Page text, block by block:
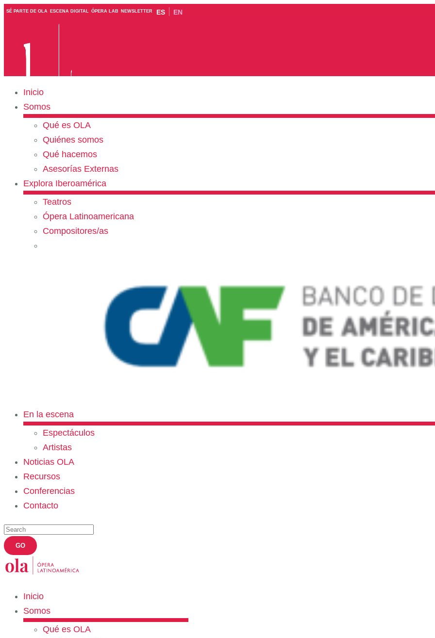
SÉ PARTE DE OLA ESCENA DIGITAL ÓPERA LAB NEWSLETTER ES EN
Inicio
Somos
Qué es OLA
Quiénes somos
Qué hacemos
Asesorías Externas
Explora Iberoamérica
Teatros
Ópera Latinoamericana
Compositores/as
En la escena
Espectáculos
Artistas
Noticias OLA
Recursos
Conferencias
Contacto
Inicio
Somos
Qué es OLA